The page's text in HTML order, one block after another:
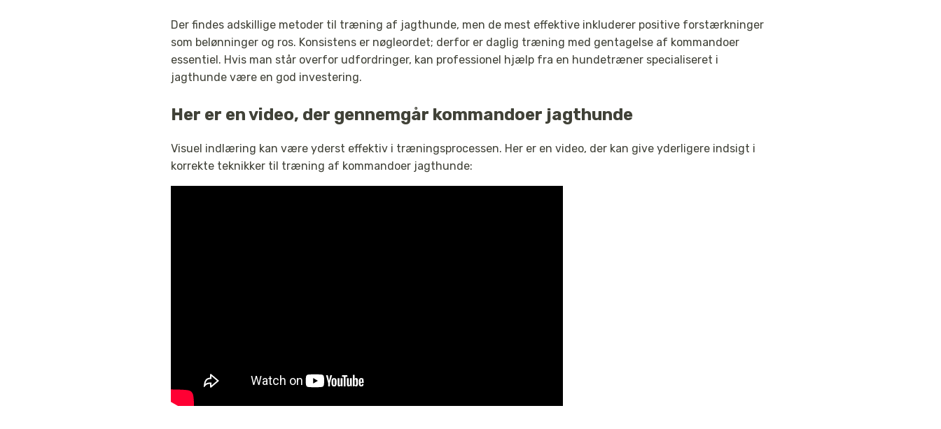
Der findes adskillige metoder til træning af jagthunde, men de mest effektive inkluderer positive forstærkninger
som belønninger og ros. Konsistens er nøgleordet; derfor er daglig træning med gentagelse af kommandoer
essentiel. Hvis man står overfor udfordringer, kan professionel hjælp fra en hundetræner specialiseret i
jagthunde være en god investering.
Her er en video, der gennemgår kommandoer jagthunde
Visuel indlæring kan være yderst effektiv i træningsprocessen. Her er en video, der kan give yderligere indsigt i
korrekte teknikker til træning af kommandoer jagthunde: